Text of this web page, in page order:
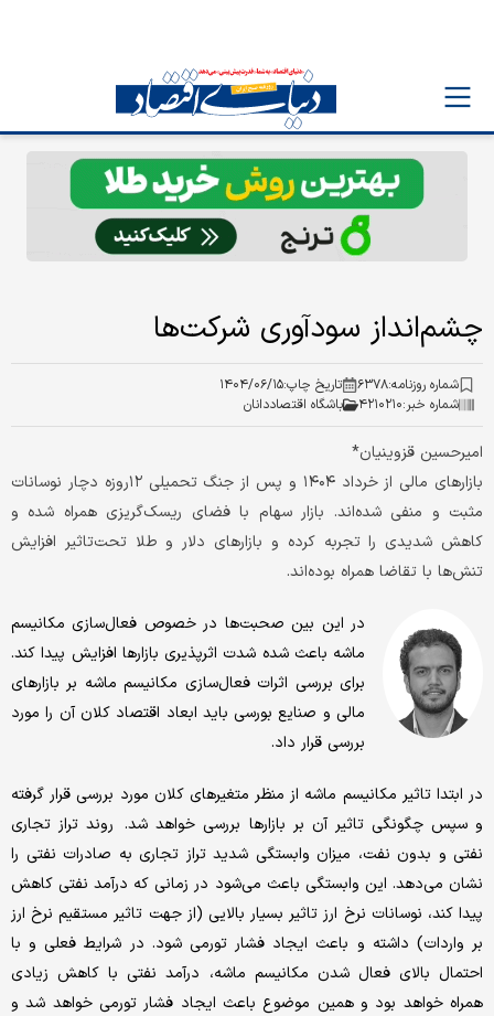
چشم‌انداز سودآوری شرکت‌ها
شماره روزنامه:۶۳۷۸ تاریخ چاپ:۱۴۰۴/۰۶/۱۵
شماره خبر:۴۲۱۰۲۱۰ باشگاه اقتصاددانان
امیرحسین قزوینیان*
بازارهای مالی از خرداد ۱۴۰۴ و پس از جنگ تحمیلی ۱۲روزه دچار نوسانات
مثبت و منفی شده‌اند. بازار سهام با فضای ریسک‌گریزی همراه شده و
کاهش شدیدی را تجربه کرده و بازارهای دلار و طلا تحت‌تاثیر افزایش
تنش‌ها با تقاضا همراه بوده‌اند.
در این بین صحبت‌ها در خصوص فعال‌سازی مکانیسم
ماشه باعث شده شدت اثرپذیری بازارها افزایش پیدا کند.
برای بررسی اثرات فعال‌سازی مکانیسم ماشه بر بازارهای
مالی و صنایع بورسی باید ابعاد اقتصاد کلان آن را مورد
بررسی قرار داد.
در ابتدا تاثیر مکانیسم ماشه از منظر متغیرهای کلان مورد بررسی قرار گرفته
و سپس چگونگی تاثیر آن بر بازارها بررسی خواهد شد. روند تراز تجاری
نفتی و بدون نفت، میزان وابستگی شدید تراز تجاری به صادرات نفتی را
نشان می‌دهد. این وابستگی باعث می‌شود در زمانی که درآمد نفتی کاهش
پیدا کند، نوسانات نرخ ارز تاثیر بسیار بالایی (از جهت تاثیر مستقیم نرخ ارز
بر واردات) داشته و باعث ایجاد فشار تورمی شود. در شرایط فعلی و با
احتمال بالای فعال‌ شدن مکانیسم ماشه، درآمد نفتی با کاهش زیادی
همراه خواهد بود و همین موضوع باعث ایجاد فشار تورمی خواهد شد و